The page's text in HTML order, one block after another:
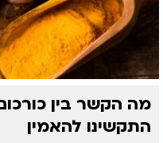
מה הקשר בין
התקשינו להאמין